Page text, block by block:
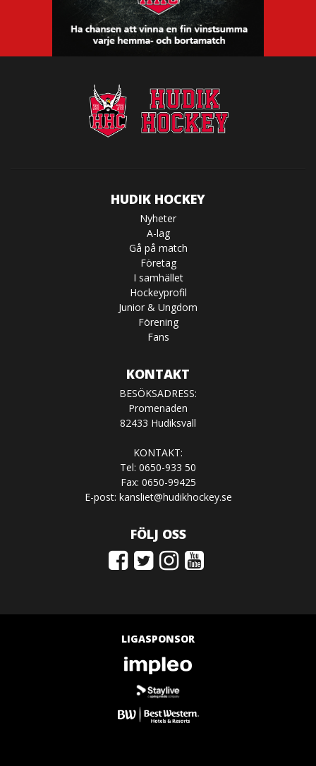
HUDIK HOCKEY
Nyheter
A-lag
Gå på match
Företag
I samhället
Hockeyprofil
Junior & Ungdom
Förening
Fans
KONTAKT
BESÖKSADRESS:
Promenaden
82433 Hudiksvall
KONTAKT:
Tel: 0650-933 50
Fax: 0650-99425
E-post: kansliet@hudikhockey.se
FÖLJ OSS
LIGASPONSOR